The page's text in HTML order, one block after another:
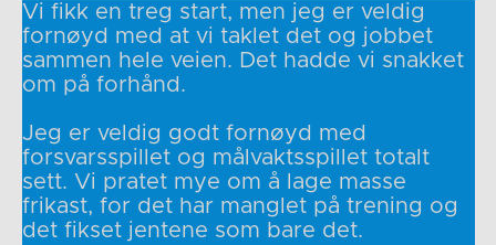
Vi fikk en treg start, men jeg er veldig
fornøyd med at vi taklet det og jobbet
sammen hele veien. Det hadde vi snakket
om på forhånd.
Jeg er veldig godt fornøyd med
forsvarsspillet og målvaktsspillet totalt
sett. Vi pratet mye om å lage masse
frikast, for det har manglet på trening og
det fikset jentene som bare det.